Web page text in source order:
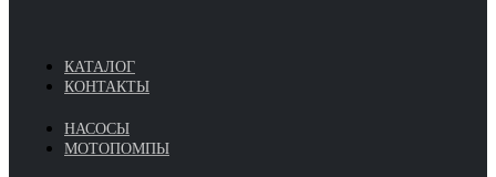
КАТАЛОГ
КОНТАКТЫ
НАСОСЫ
МОТОПОМПЫ